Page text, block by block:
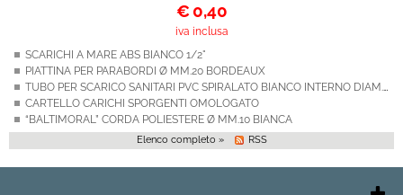
€ 0,40
iva inclusa
SCARICHI A MARE ABS BIANCO 1/2"
PIATTINA PER PARABORDI Ø MM.20 BORDEAUX
TUBO PER SCARICO SANITARI PVC SPIRALATO BIANCO INTERNO DIAM. 25MM
CARTELLO CARICHI SPORGENTI OMOLOGATO
“BALTIMORAL” CORDA POLIESTERE Ø MM.10 BIANCA
Elenco completo » RSS